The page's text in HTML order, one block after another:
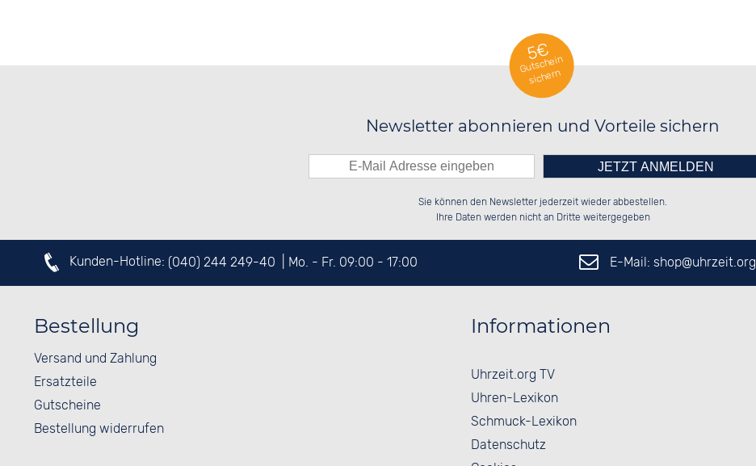
5€
Gutschein
sichern
Newsletter abonnieren und Vorteile sichern
██░░██░░░░░░██░░░░░░██░░░░░░██░░
██████░░░░████░░░░████░░░░████░░
░░░░██░░██░░░░░░██░░░░░░░░░░██░░
Bitte tragen Sie die Zahl in
das nebenstehende Feld ein.
Sie können den Newsletter jederzeit wieder abbestellen.
Ihre Daten werden nicht an Dritte weitergegeben
Kunden-Hotline: (040) 244 249-40 | Mo. - Fr. 09:00 - 17:00 E-Mail: shop@uhrzeit.org
Bestellung
Versand und Zahlung
Ersatzteile
Gutscheine
Bestellung widerrufen
Informationen
Uhrzeit.org TV
Uhren-Lexikon
Schmuck-Lexikon
Datenschutz